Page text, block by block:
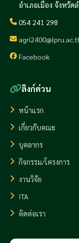
อำเภอเมือง จังหวัด
054 241 298
Facebook
ลิงก์ด่วน
หน้าแรก
เกี่ยวกับคณะ
บุคลากร
กิจกรรม/โครงการ
งานวิจัย
ITA
ติดต่อเรา